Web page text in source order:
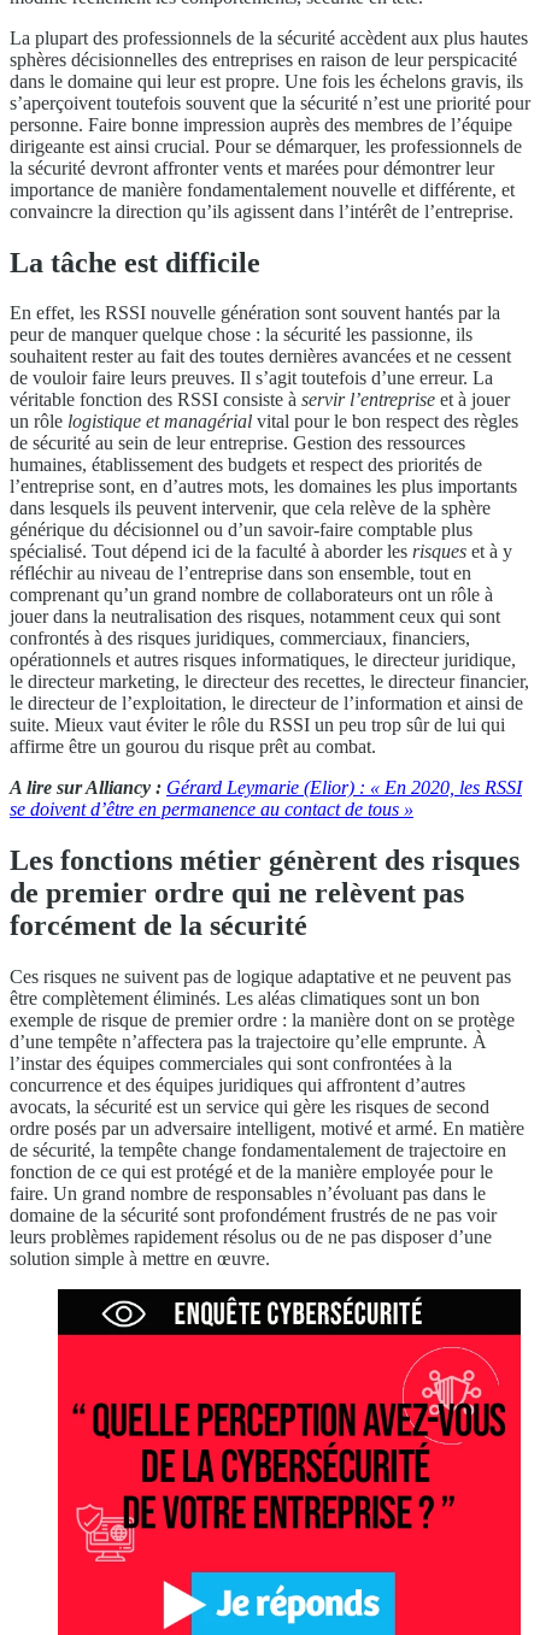
La plupart des professionnels de la sécurité accèdent aux plus hautes
sphères décisionnelles des entreprises en raison de leur perspicacité
dans le domaine qui leur est propre. Une fois les échelons gravis, ils
s’aperçoivent toutefois souvent que la sécurité n’est une priorité pour
personne. Faire bonne impression auprès des membres de l’équipe
dirigeante est ainsi crucial. Pour se démarquer, les professionnels de
la sécurité devront affronter vents et marées pour démontrer leur
importance de manière fondamentalement nouvelle et différente, et
convaincre la direction qu’ils agissent dans l’intérêt de l’entreprise.
La tâche est difficile
En effet, les RSSI nouvelle génération sont souvent hantés par la
peur de manquer quelque chose : la sécurité les passionne, ils
souhaitent rester au fait des toutes dernières avancées et ne cessent
de vouloir faire leurs preuves. Il s’agit toutefois d’une erreur. La
véritable fonction des RSSI consiste à servir l’entreprise et à jouer
un rôle logistique et managérial vital pour le bon respect des règles
de sécurité au sein de leur entreprise. Gestion des ressources
humaines, établissement des budgets et respect des priorités de
l’entreprise sont, en d’autres mots, les domaines les plus importants
dans lesquels ils peuvent intervenir, que cela relève de la sphère
générique du décisionnel ou d’un savoir-faire comptable plus
spécialisé. Tout dépend ici de la faculté à aborder les risques et à y
réfléchir au niveau de l’entreprise dans son ensemble, tout en
comprenant qu’un grand nombre de collaborateurs ont un rôle à
jouer dans la neutralisation des risques, notamment ceux qui sont
confrontés à des risques juridiques, commerciaux, financiers,
opérationnels et autres risques informatiques, le directeur juridique,
le directeur marketing, le directeur des recettes, le directeur financier,
le directeur de l’exploitation, le directeur de l’information et ainsi de
suite. Mieux vaut éviter le rôle du RSSI un peu trop sûr de lui qui
affirme être un gourou du risque prêt au combat.
A lire sur Alliancy : Gérard Leymarie (Elior) : « En 2020, les RSSI
se doivent d’être en permanence au contact de tous »
Les fonctions métier génèrent des risques
de premier ordre qui ne relèvent pas
forcément de la sécurité
Ces risques ne suivent pas de logique adaptative et ne peuvent pas
être complètement éliminés. Les aléas climatiques sont un bon
exemple de risque de premier ordre : la manière dont on se protège
d’une tempête n’affectera pas la trajectoire qu’elle emprunte. À
l’instar des équipes commerciales qui sont confrontées à la
concurrence et des équipes juridiques qui affrontent d’autres
avocats, la sécurité est un service qui gère les risques de second
ordre posés par un adversaire intelligent, motivé et armé. En matière
de sécurité, la tempête change fondamentalement de trajectoire en
fonction de ce qui est protégé et de la manière employée pour le
faire. Un grand nombre de responsables n’évoluant pas dans le
domaine de la sécurité sont profondément frustrés de ne pas voir
leurs problèmes rapidement résolus ou de ne pas disposer d’une
solution simple à mettre en œuvre.